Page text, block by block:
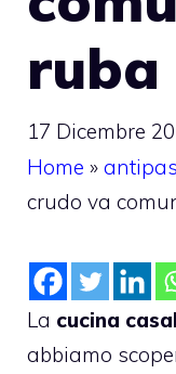
ruba
17 Dicembre
Home »
crudo va
La cucina
abbiamo